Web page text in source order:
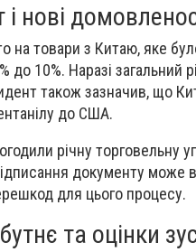
нові
на товари з Китаю, яке
до 10%. Наразі загальний
також зазначив, що
до США.
річну
документу може
для цього процесу.
та оцінки